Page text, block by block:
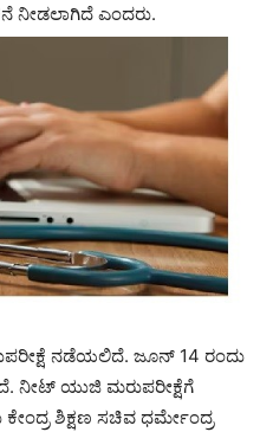
ನೀಡಲಾಗಿದೆ ಎಂದರು.
ನಡೆಯಲಿದೆ. ಜೂನ್ 14 ರಂದು
ನೀಟ್ ಯುಜಿ ಮರುಪರೀಕ್ಷೆಗೆ
ಕೇಂದ್ರ ಶಿಕ್ಷಣ ಸಚಿವ ಧರ್ಮೇಂದ್ರ